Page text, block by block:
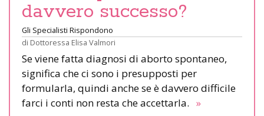
davvero successo?
Gli Specialisti Rispondono
di Dottoressa Elisa Valmori
Se viene fatta diagnosi di aborto spontaneo,
significa che ci sono i presupposti per
formularla, quindi anche se è davvero difficile
farci i conti non resta che accettarla. »